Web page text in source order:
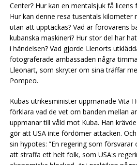
Center? Hur kan en mentalsjuk få licens
Hur kan denne resa tusentals kilometer
utan att upptäckas? Vad är förövarens
kubanska maskineri? Hur stor del har
i händelsen? Vad gjorde Llenorts
fotograferade ambassaden några
Lleonart, som skryter om sina träffar
Pompeo.
Kubas utrikesminister uppmanade Vita
förklara vad de vet om banden mellan
uppmanar till våld mot Kuba. Han
gör att USA inte fördömer attacken.
sin hypotes: ”En regering som
att straffa ett helt folk, som USA:s